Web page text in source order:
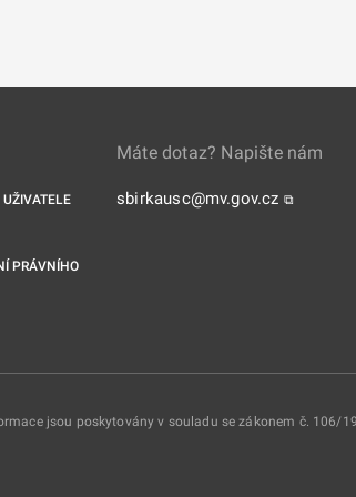
PRÁVNÍHO
Máte dotaz? Napište nám
sbirkausc@mv.gov.cz ⧉
jsou poskytovány v souladu se zákonem č. 106/